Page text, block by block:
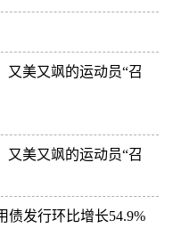
又美又飒的运动员“召
又美又飒的运动员“召
融资总额环比增加 信用债发行环比增长54.9%